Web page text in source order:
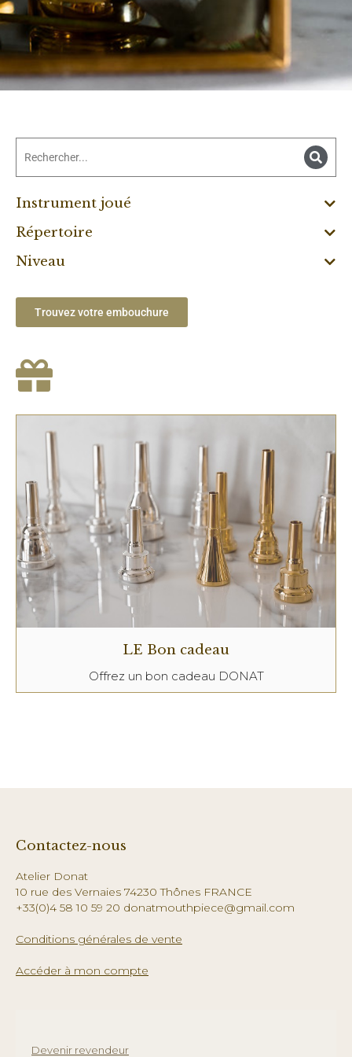
Instrument joué
Répertoire
Niveau
Trouvez votre embouchure
LE Bon cadeau
Offrez un bon cadeau DONAT
Contactez-nous
Atelier Donat
10 rue des Vernaies 74230 Thônes FRANCE
+33(0)4 58 10 59 20 donatmouthpiece@gmail.com
Conditions générales de vente
Accéder à mon compte
Devenir revendeur